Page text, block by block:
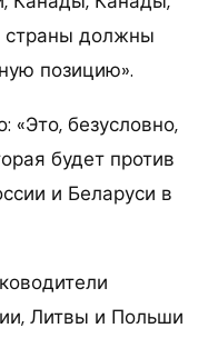
страны должны
позицию».
«Это, безусловно,
будет против
и Беларуси в
Литвы и Польши